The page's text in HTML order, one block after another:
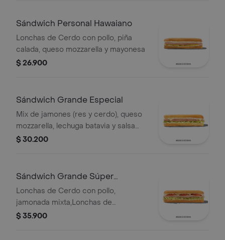
Qbano
Sándwich Personal Hawaiano
Lonchas de Cerdo con pollo, piña
calada, queso mozzarella y mayonesa
$ 26.900
Sándwich Grande Especial
Mix de jamones (res y cerdo), queso
mozzarella, lechuga batavia y salsa
Qbano.
$ 30.200
Sándwich Grande Súper
Especial
Lonchas de Cerdo con pollo,
jamonada mixta,Lonchas de
cerdo,cordero y res,
$ 35.900